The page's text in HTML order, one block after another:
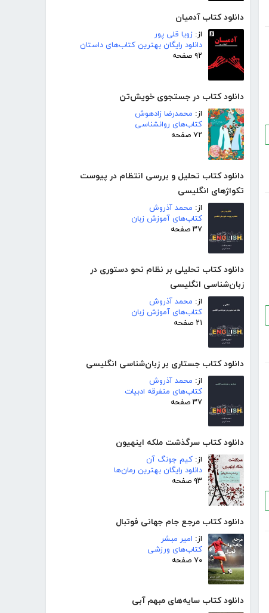
دانلود کتاب آدمیان
از: زویا قلی پور
دانلود رایگان بهترین کتاب‌های داستان
۹۲ صفحه
دانلود کتاب در جستجوی خویش‌تن
از: محمدرضا زادهوش
کتاب‌های روانشناسی
۷۲ صفحه
دانلود کتاب تحلیل و بررسی انتظام در پیوست
تکواژهای انگلیسی
از: محمد آذروش
کتاب‌های آموزش زبان
۳۷ صفحه
دانلود کتاب تحلیلی بر نظام نحو دستوری در
زبان‌شناسی انگلیسی
از: محمد آذروش
کتاب‌های آموزش زبان
۲۱ صفحه
دانلود کتاب جستاری بر زبان‌شناسی انگلیسی
از: محمد آذروش
کتاب‌های متفرقه ادبیات
۳۷ صفحه
دانلود کتاب سرگذشت ملکه اینهیون
از: کیم جونگ آن
دانلود رایگان بهترین رمان‌ها
۹۳ صفحه
دانلود کتاب مرجع جام جهانی فوتبال
از: امیر مبشر
کتاب‌های ورزشی
۷۰ صفحه
دانلود کتاب سایه‌های مبهم آبی